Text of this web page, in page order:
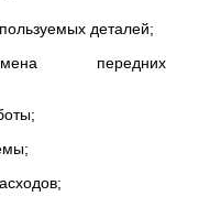
деталей;
передних